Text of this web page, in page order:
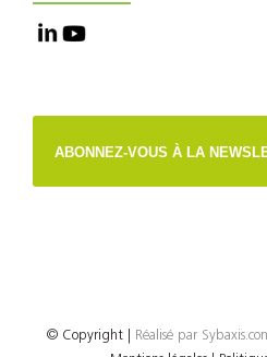
ABONNEZ-VOUS À LA
© Copyright Réalisé par